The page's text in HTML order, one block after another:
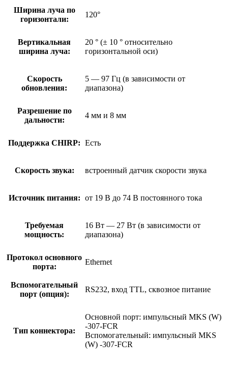
Ширина луча по
горизонтали:
120°
Вертикальная
ширина луча:
20 ° (± 10 ° относительно
горизонтальной оси)
Скорость
обновления:
5 — 97 Гц (в зависимости от
диапазона)
Разрешение по
дальности:
4 мм и 8 мм
Поддержка CHIRP: Есть
Скорость звука: встроенный датчик скорости звука
Источник питания: от 19 В до 74 В постоянного тока
Требуемая
мощность:
16 Вт — 27 Вт (в зависимости от
диапазона)
Протокол основного
порта:
Ethernet
Вспомогательный
порт (опция):
RS232, вход TTL, сквозное питание
Тип коннектора:
Основной порт: импульсный MKS (W)
-307-FCR
Вспомогательный: импульсный MKS
(W) -307-FCR